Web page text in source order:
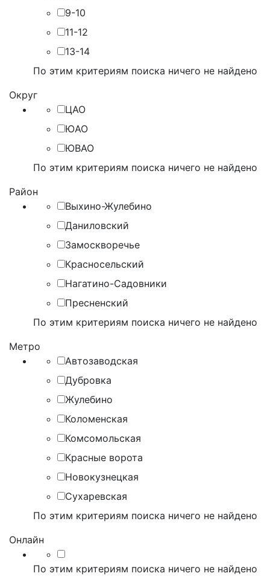
9-10
11-12
13-14
По этим критериям поиска ничего не найдено
Округ
ЦАО
ЮАО
ЮВАО
По этим критериям поиска ничего не найдено
Район
Выхино-Жулебино
Даниловский
Замоскворечье
Красносельский
Нагатино-Садовники
Пресненский
По этим критериям поиска ничего не найдено
Метро
Автозаводская
Дубровка
Жулебино
Коломенская
Комсомольская
Красные ворота
Новокузнецкая
Сухаревская
По этим критериям поиска ничего не найдено
Онлайн
По этим критериям поиска ничего не найдено